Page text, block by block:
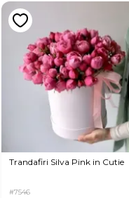
Trandafiri Silva Pink in Cutie
#7546